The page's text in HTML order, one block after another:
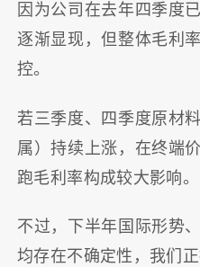
因为公司在去年四季度
逐渐显现，但整体毛利
控。
若三季度、四季度原材
属）持续上涨，在终端
跑毛利率构成较大影响。
不过，下半年国际形势
均存在不确定性，我们正